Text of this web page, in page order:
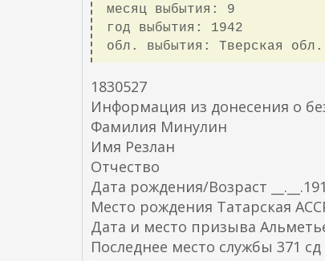
месяц выбытия: 9
год выбытия: 1942
обл. выбытия: Тверская обл.
1830527
Информация из донесения о
Фамилия Минулин
Имя Резлан
Отчество
Дата рождения/Возраст
Место рождения Татарская
Дата и место призыва
Последнее место службы 371 сд